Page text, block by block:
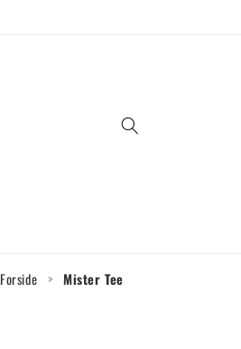
Forside > Mister Tee